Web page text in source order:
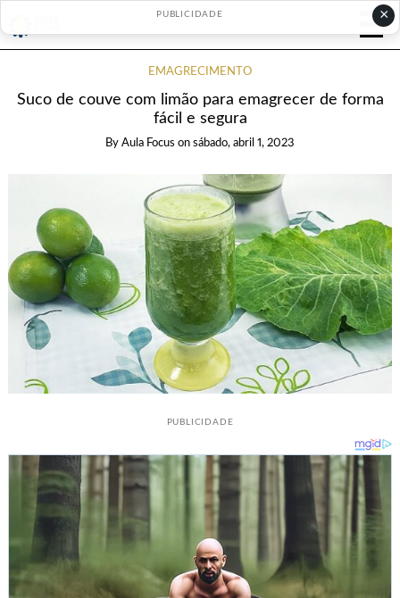
EMAGRECIMENTO
Suco de couve com limão para emagrecer de forma
fácil e segura
By Aula Focus on sábado, abril 1, 2023
PUBLICIDADE
×
PUBLICIDADE